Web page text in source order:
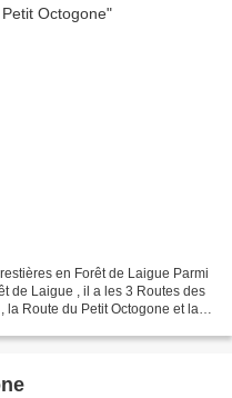
en Forêt de Laigue Parmi
de Laigue , il a les 3 Routes des
la Route du Petit Octogone et la